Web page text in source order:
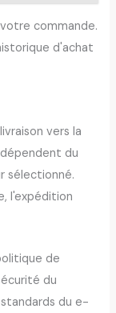
commande.
d'achat
vers la
du
sélectionné.
l'expédition
de
du
du e-